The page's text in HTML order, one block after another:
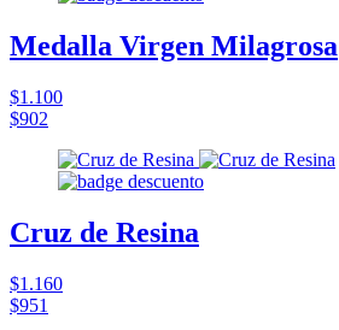
Medalla Virgen Milagrosa
$1.100
$902
Cruz de Resina
$1.160
$951